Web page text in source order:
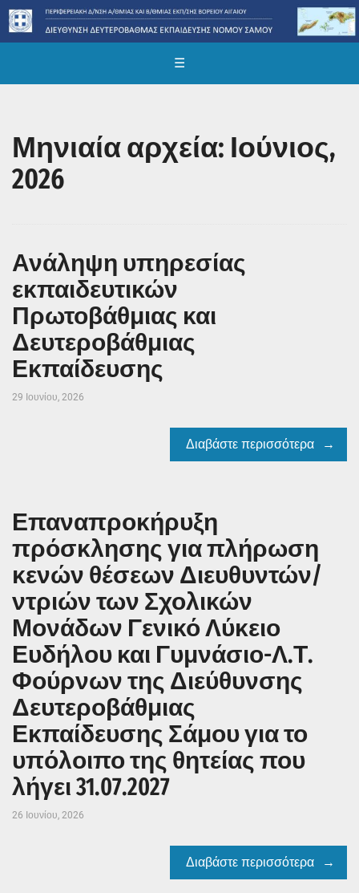
☰
Μηνιαία αρχεία: Ιούνιος,
2026
Ανάληψη υπηρεσίας
εκπαιδευτικών
Πρωτοβάθμιας και
Δευτεροβάθμιας
Εκπαίδευσης
29 Ιουνίου, 2026
Διαβάστε περισσότερα
Επαναπροκήρυξη
πρόσκλησης για πλήρωση
κενών θέσεων Διευθυντών/
ντριών των Σχολικών
Μονάδων Γενικό Λύκειο
Ευδήλου και Γυμνάσιο-Λ.Τ.
Φούρνων της Διεύθυνσης
Δευτεροβάθμιας
Εκπαίδευσης Σάμου για το
υπόλοιπο της θητείας που
λήγει 31.07.2027
26 Ιουνίου, 2026
Διαβάστε περισσότερα